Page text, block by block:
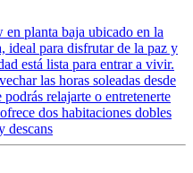
en planta baja ubicado en la
ideal para disfrutar de la paz y
está lista para entrar a vivir.
las horas soleadas desde
relajarte o entretenerte
dos habitaciones dobles
descans